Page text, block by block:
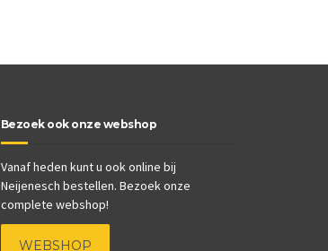
Bezoek ook onze webshop
Vanaf heden kunt u ook online bij
Neijenesch bestellen. Bezoek onze
complete webshop!
WEBSHOP